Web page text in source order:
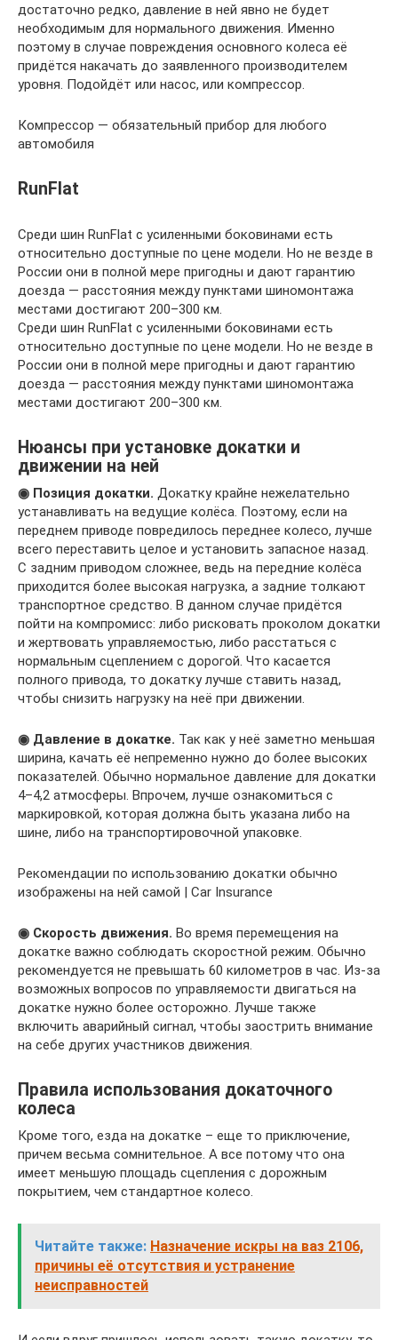
достаточно редко, давление в ней явно не будет
необходимым для нормального движения. Именно
поэтому в случае повреждения основного колеса её
придётся накачать до заявленного производителем
уровня. Подойдёт или насос, или компрессор.
Компрессор — обязательный прибор для любого
автомобиля
RunFlat
Среди шин RunFlat с усиленными боковинами есть
относительно доступные по цене модели. Но не везде в
России они в полной мере пригодны и дают гарантию
доезда — расстояния между пунктами шиномонтажа
местами достигают 200–300 км.
Среди шин RunFlat с усиленными боковинами есть
относительно доступные по цене модели. Но не везде в
России они в полной мере пригодны и дают гарантию
доезда — расстояния между пунктами шиномонтажа
местами достигают 200–300 км.
Нюансы при установке докатки и
движении на ней
◉ Позиция докатки. Докатку крайне нежелательно
устанавливать на ведущие колёса. Поэтому, если на
переднем приводе повредилось переднее колесо, лучше
всего переставить целое и установить запасное назад.
С задним приводом сложнее, ведь на передние колёса
приходится более высокая нагрузка, а задние толкают
транспортное средство. В данном случае придётся
пойти на компромисс: либо рисковать проколом докатки
и жертвовать управляемостью, либо расстаться с
нормальным сцеплением с дорогой. Что касается
полного привода, то докатку лучше ставить назад,
чтобы снизить нагрузку на неё при движении.
◉ Давление в докатке. Так как у неё заметно меньшая
ширина, качать её непременно нужно до более высоких
показателей. Обычно нормальное давление для докатки
4–4,2 атмосферы. Впрочем, лучше ознакомиться с
маркировкой, которая должна быть указана либо на
шине, либо на транспортировочной упаковке.
Рекомендации по использованию докатки обычно
изображены на ней самой | Car Insurance
◉ Скорость движения. Во время перемещения на
докатке важно соблюдать скоростной режим. Обычно
рекомендуется не превышать 60 километров в час. Из-за
возможных вопросов по управляемости двигаться на
докатке нужно более осторожно. Лучше также
включить аварийный сигнал, чтобы заострить внимание
на себе других участников движения.
Правила использования докаточного
колеса
Кроме того, езда на докатке – еще то приключение,
причем весьма сомнительное. А все потому что она
имеет меньшую площадь сцепления с дорожным
покрытием, чем стандартное колесо.
Читайте также: Назначение искры на ваз 2106,
причины её отсутствия и устранение
неисправностей